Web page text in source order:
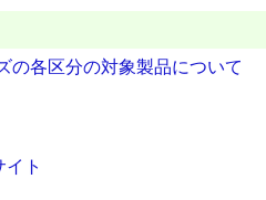
の各区分の対象製品について